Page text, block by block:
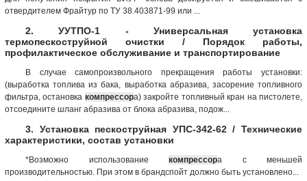
отвердителем Фрайтур по ТУ 38.403871-99 или ...
2. УУТПО-1 - Универсальная установка
термопескоструйной очистки / Порядок работы,
профилактическое обслуживание и транспортирование
В случае самопроизвольного прекращения работы установки:
(выработка топлива из бака, выработка абразива, засорение топливного
фильтра, остановка компрессора) закройте топливный кран на пистолете,
отсоедините шланг абразива от блока абразива, подож...
3. Установка пескоструйная УПС-342-62 / Технические
характеристики, состав установки
*Возможно использование компрессора с меньшей
производительностью. При этом в брандспойт должно быть установлено...